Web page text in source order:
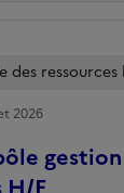
des
2026